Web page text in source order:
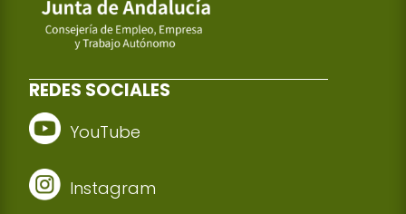
REDES SOCIALES
YouTube
Instagram